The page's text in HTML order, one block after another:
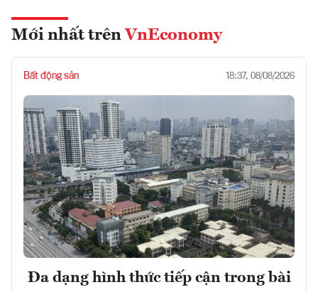
Mới nhất trên VnEconomy
Bất động sản 18:37, 08/08/2026
Đa dạng hình thức tiếp cận trong bài